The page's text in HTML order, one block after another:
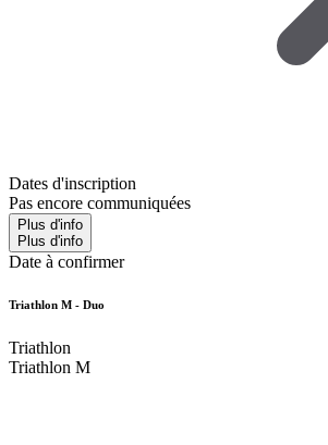
Dates d'inscription
Pas encore communiquées
Plus d'info
Plus d'info
Date à confirmer
Triathlon M - Duo
Triathlon
Triathlon M